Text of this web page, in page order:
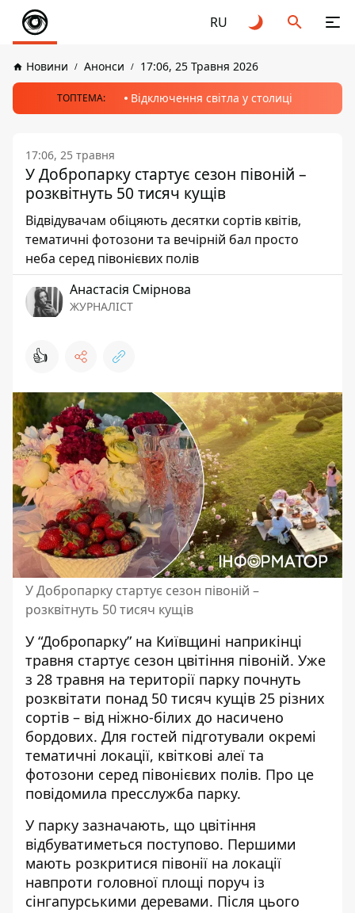
RU
Новини Анонси 17:06, 25 Травня 2026
ТОПТЕМА: Відключення світла у столиці
17:06, 25 травня
У Добропарку стартує сезон півоній –
розквітнуть 50 тисяч кущів
Відвідувачам обіцяють десятки сортів квітів,
тематичні фотозони та вечірній бал просто
неба серед півонієвих полів
Анастасія Смірнова
ЖУРНАЛІСТ
👍
У Добропарку стартує сезон півоній –
розквітнуть 50 тисяч кущів
У “Добропарку” на Київщині наприкінці
травня стартує сезон цвітіння півоній. Уже
з 28 травня на території парку почнуть
розквітати понад 50 тисяч кущів 25 різних
сортів – від ніжно-білих до насичено
бордових. Для гостей підготували окремі
тематичні локації, квіткові алеї та
фотозони серед півонієвих полів. Про це
повідомила пресслужба парку.
У парку зазначають, що цвітіння
відбуватиметься поступово. Першими
мають розкритися півонії на локації
навпроти головної площі поруч із
сінгапурськими деревами. Після цього